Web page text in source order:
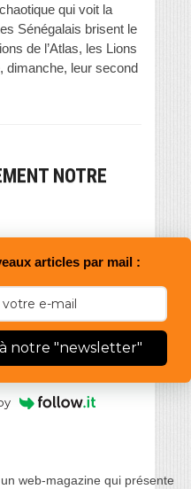
qui voit la
Sénégalais brisent le
de l’Atlas, les Lions
dimanche, leur second
NOTRE
articles par mail :
notre "newsletter"
web-magazine qui présente